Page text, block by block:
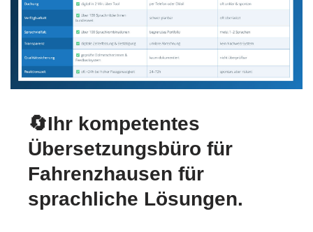
🔄Ihr kompetentes
Übersetzungsbüro für
Fahrenzhausen für
sprachliche Lösungen.